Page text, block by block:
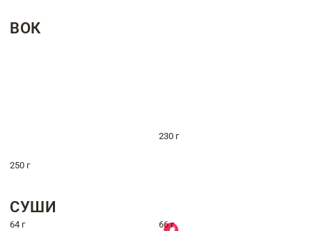
ВОК
230 г
250 г
СУШИ
64 г 66 г